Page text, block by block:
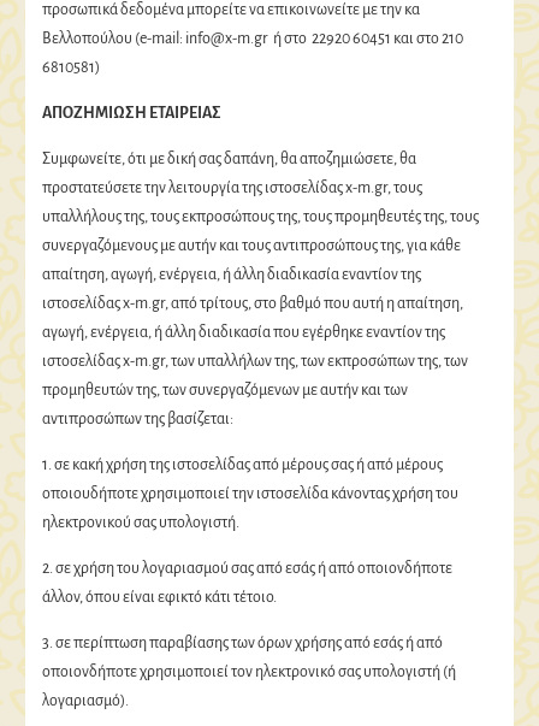
προσωπικά δεδομένα μπορείτε να επικοινωνείτε με την κα
Βελλοπούλου (e-mail: info@x-m.gr ή στο 22920 60451 και στο 210
6810581)
ΑΠΟΖΗΜΙΩΣΗ ΕΤΑΙΡΕΙΑΣ
Συμφωνείτε, ότι με δική σας δαπάνη, θα αποζημιώσετε, θα
προστατεύσετε την λειτουργία της ιστοσελίδας x-m.gr, τους
υπαλλήλους της, τους εκπροσώπους της, τους προμηθευτές της, τους
συνεργαζόμενους με αυτήν και τους αντιπροσώπους της, για κάθε
απαίτηση, αγωγή, ενέργεια, ή άλλη διαδικασία εναντίον της
ιστοσελίδας x-m.gr, από τρίτους, στο βαθμό που αυτή η απαίτηση,
αγωγή, ενέργεια, ή άλλη διαδικασία που εγέρθηκε εναντίον της
ιστοσελίδας x-m.gr, των υπαλλήλων της, των εκπροσώπων της, των
προμηθευτών της, των συνεργαζόμενων με αυτήν και των
αντιπροσώπων της βασίζεται:
1. σε κακή χρήση της ιστοσελίδας από μέρους σας ή από μέρους
οποιουδήποτε χρησιμοποιεί την ιστοσελίδα κάνοντας χρήση του
ηλεκτρονικού σας υπολογιστή.
2. σε χρήση του λογαριασμού σας από εσάς ή από οποιονδήποτε
άλλον, όπου είναι εφικτό κάτι τέτοιο.
3. σε περίπτωση παραβίασης των όρων χρήσης από εσάς ή από
οποιονδήποτε χρησιμοποιεί τον ηλεκτρονικό σας υπολογιστή (ή
λογαριασμό).